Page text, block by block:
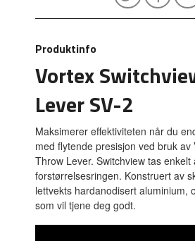
Produktinfo
Vortex
Lever SV-2
Maksimerer effektiviteten når du
med flytende presisjon ved bruk av
Throw Lever. Switchview tas enkelt
forstørrelsesringen. Konstruert av
lettvekts hardanodisert aluminium,
som vil tjene deg godt.